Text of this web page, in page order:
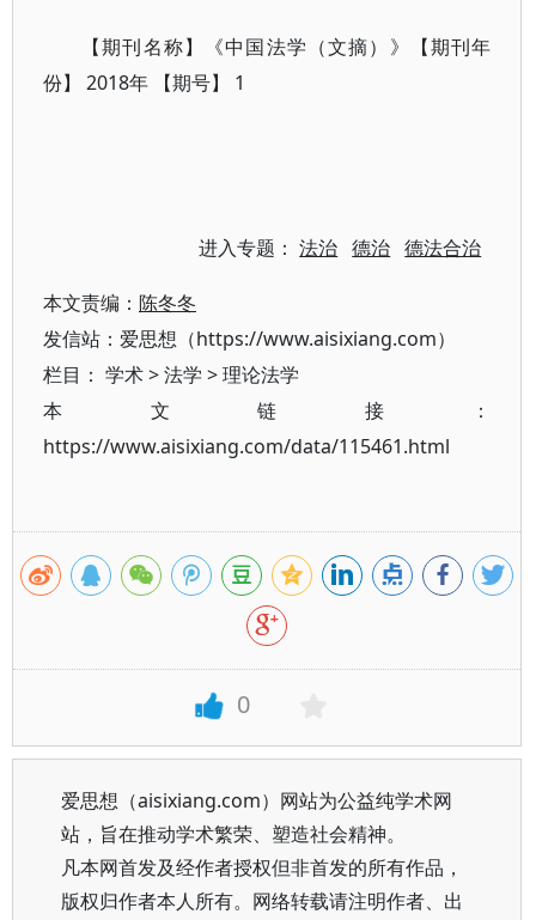
【期刊名称】《中国法学（文摘）》【期刊年
份】 2018年 【期号】 1
进入专题：法治 德治 德法合治
本文责编： 陈冬冬
发信站：爱思想（https://www.aisixiang.com）
栏目： 学术>法学 >理论法学
本文链接：
https://www.aisixiang.com/data/115461.html
0
爱思想（aisixiang.com）网站为公益纯学术网
站，旨在推动学术繁荣、塑造社会精神。
凡本网首发及经作者授权但非首发的所有作品，
版权归作者本人所有。网络转载请注明作者、出